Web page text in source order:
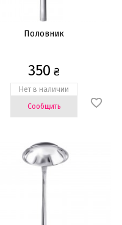
Половник
350 ₴
Нет в наличии
Сообщить